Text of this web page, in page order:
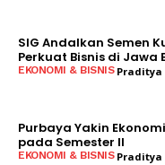
SIG Andalkan Semen
Perkuat Bisnis di Jawa
EKONOMI & BISNIS Praditya
Purbaya Yakin
pada Semester II
EKONOMI & BISNIS Praditya